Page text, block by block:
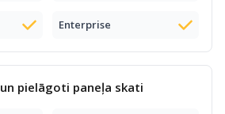
Enterprise
un pielāgoti paneļa skati